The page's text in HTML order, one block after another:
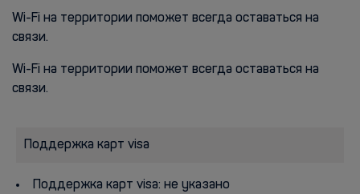
Wi-Fi на территории поможет всегда оставаться на
связи.
Wi-Fi на территории поможет всегда оставаться на
связи.
Поддержка карт visa
Поддержка карт visa: не указано